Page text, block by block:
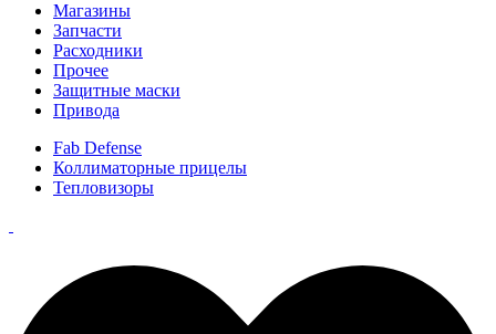
Магазины
Запчасти
Расходники
Прочее
Защитные маски
Привода
Fab Defense
Коллиматорные прицелы
Тепловизоры